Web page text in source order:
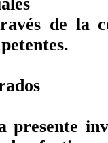
de la
presente